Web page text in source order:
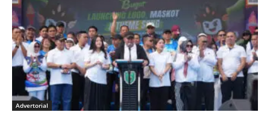
Advertorial